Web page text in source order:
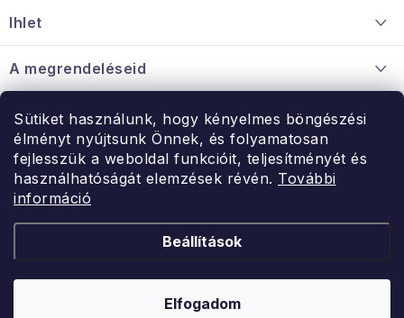
Sütiket használunk, hogy kényelmes böngészési
élményt nyújtsunk Önnek, és folyamatosan
fejlesszük a weboldal funkcióit, teljesítményét és
használhatóságát elemzések révén. További
információ
Beállítások
Elfogadom
é
c
Információ a mellékletről
Nagykereskedelmi együttműködés
Ihlet
A megrendeléseid
Érintkezés
Rendelésem
Érintkezés
Hé-Pé: 9:00-15:00
uzlet@modernvasarlas.hu
Kereskedelem feltételei
ModernVasarlas.hu. Minden jog fenntartva.